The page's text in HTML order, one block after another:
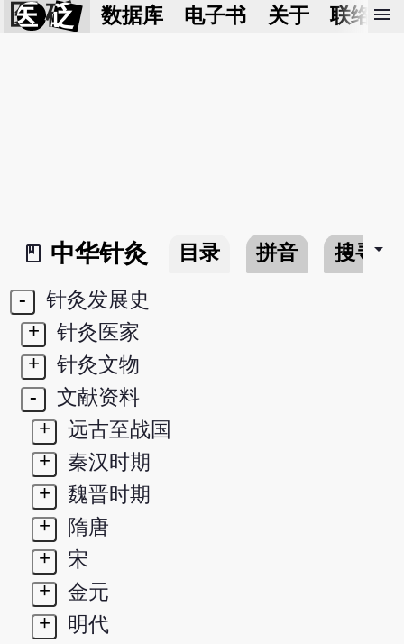
医 砭 数据库 电子书 关于 联络我
menu
book_2
中华针灸 目录 拼音 搜寻arrow_drop_down
-
针灸发展史
+
针灸医家
+
针灸文物
-
文献资料
+
远古至战国
+
秦汉时期
+
魏晋时期
+
隋唐
+
宋
+
金元
+
明代